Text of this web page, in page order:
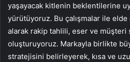
yaşayacak kitlenin beklentilerine
yürütüyoruz. Bu çalışmalar ile elde
alarak rakip tahlili, eser ve müşteri
oluşturuyoruz. Markayla birlikte
stratejisini belirleyerek, kısa ve